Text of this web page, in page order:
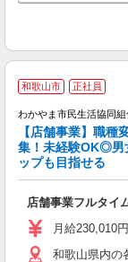
和歌山市 正社員
わかやま市民生活協同組
【店舗事業】職種
集！未経験OK◎男
ップも目指せる
店舗事業フルタイ
月給230,010
和歌山県内の